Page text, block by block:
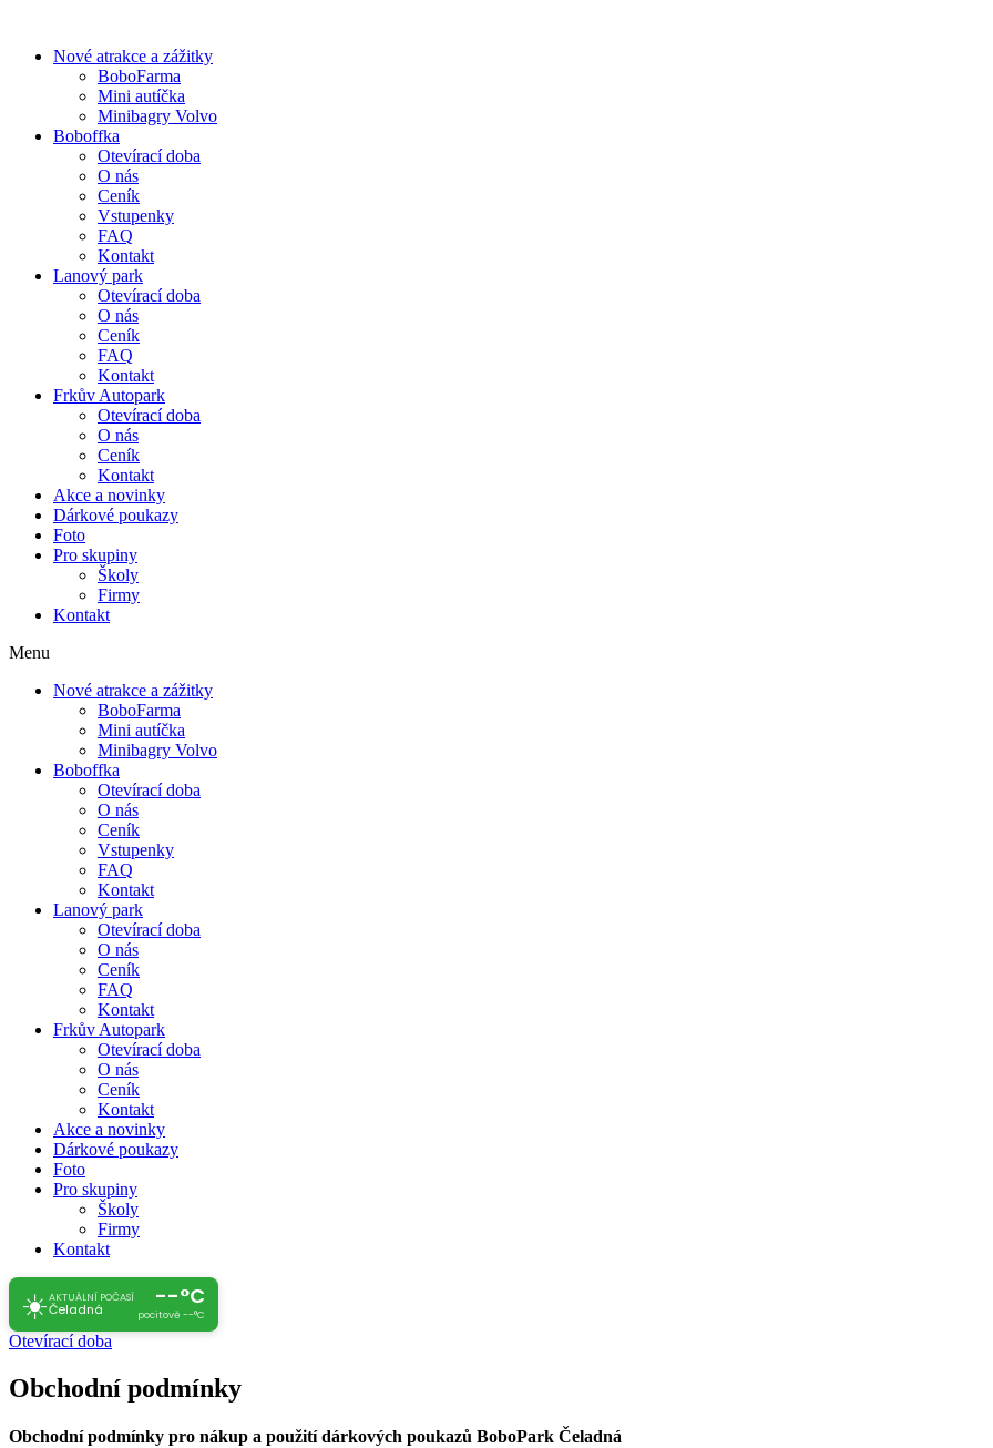
contentNové atrakce a zážitky
BoboFarma
Mini autíčka
Minibagry Volvo
Boboffka
Otevírací doba
O nás
Ceník
Vstupenky
FAQ
Kontakt
Lanový park
Otevírací doba
O nás
Ceník
FAQ
Kontakt
Frkův Autopark
Otevírací doba
O nás
Ceník
Kontakt
Akce a novinky
Dárkové poukazy
Foto
Pro skupiny
Školy
Firmy
Kontakt
Menu
Nové atrakce a zážitky
BoboFarma
Mini autíčka
Minibagry Volvo
Boboffka
Otevírací doba
O nás
Ceník
Vstupenky
FAQ
Kontakt
Lanový park
Otevírací doba
O nás
Ceník
FAQ
Kontakt
Frkův Autopark
Otevírací doba
O nás
Ceník
Kontakt
Akce a novinky
Dárkové poukazy
Foto
Pro skupiny
Školy
Firmy
Kontakt
☀️AKTUÁLNÍ POČASÍ
Čeladná --°C
pocitově --°C
Otevírací doba
Obchodní podmínky
Obchodní podmínky pro nákup a použití dárkových poukazů BoboPark Čeladná